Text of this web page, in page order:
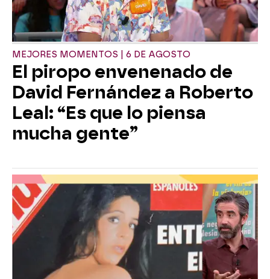
MEJORES MOMENTOS | 6 DE AGOSTO
El piropo envenenado de
David Fernández a Roberto
Leal: “Es que lo piensa
mucha gente”